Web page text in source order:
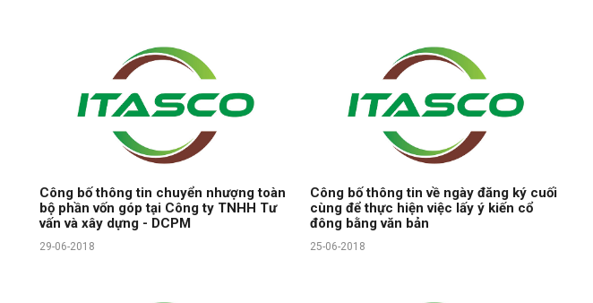
Công bố thông tin chuyển nhượng toàn
bộ phần vốn góp tại Công ty TNHH Tư
vấn và xây dựng - DCPM
29-06-2018
Công bố thông tin về ngày đăng ký cuối
cùng để thực hiện việc lấy ý kiến cổ
đông bằng văn bản
25-06-2018